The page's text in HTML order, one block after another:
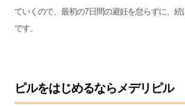
ていくので、最初の7日間の避妊を怠らずに、
です。
ピルをはじめるならメデリピル